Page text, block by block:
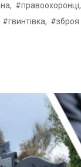
#правоохоронці,
#гвинтівка, #зброя